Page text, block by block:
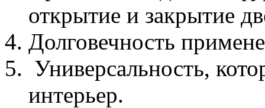
открытие и закрытие
Долговечность
Универсальность,
интерьер.